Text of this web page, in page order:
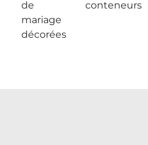
de
mariage
décorées
conteneurs